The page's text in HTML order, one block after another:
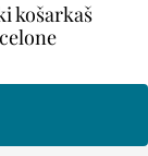
košarkaš